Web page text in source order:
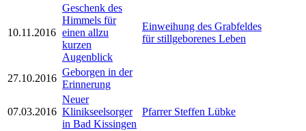
10.11.2016
Geschenk des
Himmels für
einen allzu
kurzen
Augenblick
Einweihung des Grabfeldes
für stillgeborenes Leben
27.10.2016
Geborgen in der
Erinnerung
07.03.2016
Neuer
Klinikseelsorger
in Bad Kissingen
Pfarrer Steffen Lübke